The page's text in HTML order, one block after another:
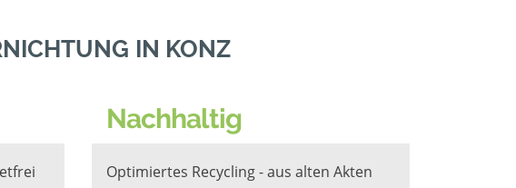
IN KONZ
Nachhaltig
Optimiertes Recycling - aus alten Akten